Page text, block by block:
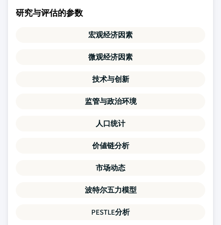
研究与评估的参数
宏观经济因素
微观经济因素
技术与创新
监管与政治环境
人口统计
价値链分析
市场动态
波特尔五力模型
PESTLE分析